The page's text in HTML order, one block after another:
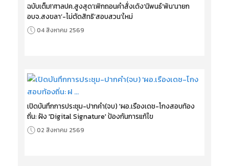
ฉบับเต็ม!‘ศาลปค.สูงสุด’เพิกถอนคำสั่งเด้ง‘นิพนธ์’พ้น‘นายก
อบจ.สงขลา’-ไม่ตัดสิทธิ‘สอบสวน’ใหม่
04 สิงหาคม 2569
เปิดบันทึกการประชุม-ปากคำ(จบ) 'ผอ.เรืองเดช-โกงสอบท้อง
ถิ่น: ฝัง 'Digital Signature' ป้องกันการแก้ไข
02 สิงหาคม 2569